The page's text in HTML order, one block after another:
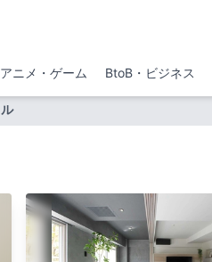
アニメ・ゲーム BtoB・ビジネス